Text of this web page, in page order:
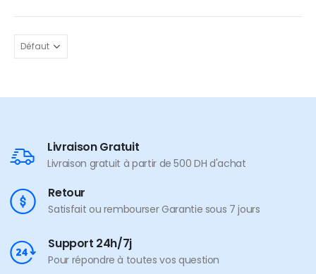
Livraison Gratuit
Livraison gratuit à partir de 500 DH d'achat
Retour
Satisfait ou rembourser Garantie sous 7 jours
Support 24h/7j
Pour répondre à toutes vos question